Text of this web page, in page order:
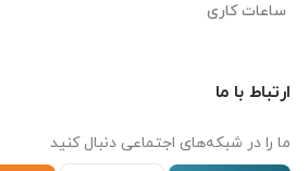
ساعات کاری
ارتباط با ما
ما را در شبکه‌های اجتماعی دنبال کنید